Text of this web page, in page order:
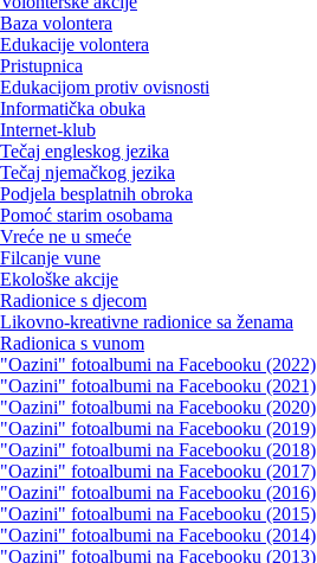
Baza volontera
Edukacije volontera
Pristupnica
Edukacijom protiv ovisnosti
Informatička obuka
Internet-klub
Tečaj engleskog jezika
Tečaj njemačkog jezika
Podjela besplatnih obroka
Pomoć starim osobama
Vreće ne u smeće
Filcanje vune
Ekološke akcije
Radionice s djecom
Likovno-kreativne radionice sa ženama
Radionica s vunom
"Oazini" fotoalbumi na Facebooku (2022)
"Oazini" fotoalbumi na Facebooku (2021)
"Oazini" fotoalbumi na Facebooku (2020)
"Oazini" fotoalbumi na Facebooku (2019)
"Oazini" fotoalbumi na Facebooku (2018)
"Oazini" fotoalbumi na Facebooku (2017)
"Oazini" fotoalbumi na Facebooku (2016)
"Oazini" fotoalbumi na Facebooku (2015)
"Oazini" fotoalbumi na Facebooku (2014)
"Oazini" fotoalbumi na Facebooku (2013)